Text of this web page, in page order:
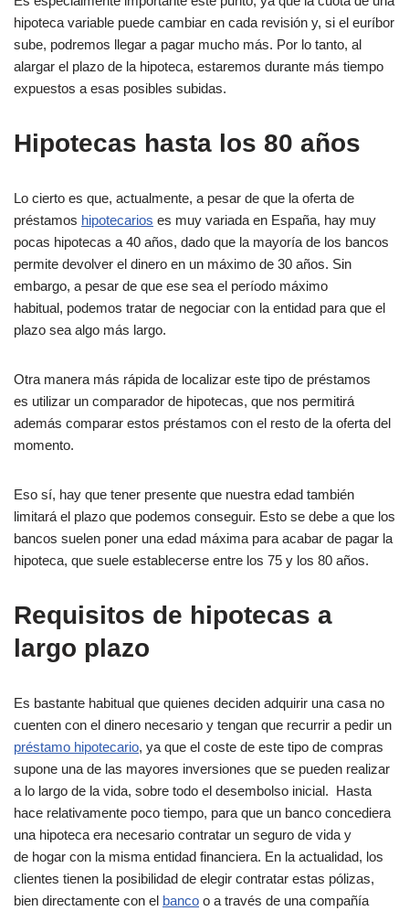
hipoteca variable puede cambiar en cada revisión y, si el euríbor
sube, podremos llegar a pagar mucho más. Por lo tanto, al
alargar el plazo de la hipoteca, estaremos durante más tiempo
expuestos a esas posibles subidas.
Hipotecas hasta los 80 años
Lo cierto es que, actualmente, a pesar de que la oferta de
préstamos hipotecarios es muy variada en España, hay muy
pocas hipotecas a 40 años, dado que la mayoría de los bancos
permite devolver el dinero en un máximo de 30 años. Sin
embargo, a pesar de que ese sea el período máximo
habitual, podemos tratar de negociar con la entidad para que el
plazo sea algo más largo.
Otra manera más rápida de localizar este tipo de préstamos
es utilizar un comparador de hipotecas, que nos permitirá
además comparar estos préstamos con el resto de la oferta del
momento.
Eso sí, hay que tener presente que nuestra edad también
limitará el plazo que podemos conseguir. Esto se debe a que los
bancos suelen poner una edad máxima para acabar de pagar la
hipoteca, que suele establecerse entre los 75 y los 80 años.
Requisitos de hipotecas a
largo plazo
Es bastante habitual que quienes deciden adquirir una casa no
cuenten con el dinero necesario y tengan que recurrir a pedir un
préstamo hipotecario, ya que el coste de este tipo de compras
supone una de las mayores inversiones que se pueden realizar
a lo largo de la vida, sobre todo el desembolso inicial. Hasta
hace relativamente poco tiempo, para que un banco concediera
una hipoteca era necesario contratar un seguro de vida y
de hogar con la misma entidad financiera. En la actualidad, los
clientes tienen la posibilidad de elegir contratar estas pólizas,
bien directamente con el banco o a través de una compañía